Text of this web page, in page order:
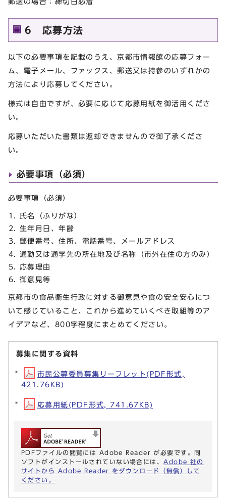
6 応募方法
以下の必要事項を記載のうえ、京都市情報館の応募フォー
ム、電子メール、ファックス、郵送又は持参のいずれかの
方法により応募してください。
様式は自由ですが、必要に応じて応募用紙を御活用くださ
い。
応募いただいた書類は返却できませんので御了承くださ
い。
必要事項（必須）
必要事項（必須）
氏名（ふりがな）
生年月日、年齢
郵便番号、住所、電話番号、メールアドレス
通勤又は通学先の所在地及び名称（市外在住の方のみ）
応募理由
御意見等
京都市の食品衛生行政に対する御意見や食の安全安心につ
いて感じていること、これから進めていくべき取組等のア
イデアなど、800字程度にまとめてください。
募集に関する資料
市民公募委員募集リーフレット(PDF形式,
421.76KB)
応募用紙(PDF形式, 741.67KB)
PDFファイルの閲覧には Adobe Reader が必要です。同
ソフトがインストールされていない場合には、 Adobe 社の
サイトから Adobe Reader をダウンロード（無償）して
ください。